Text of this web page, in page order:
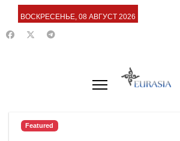
ВОСКРЕСЕНЬЕ, 08 АВГУСТ 2026
Featured